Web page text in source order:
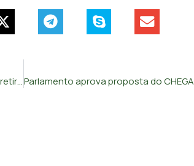
Tribunal dá razão ao CHEGA e trava Câmara de Lisboa de retirar outdoor do partido